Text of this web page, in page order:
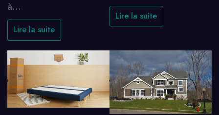
à…
Lire la suite
Lire la suite